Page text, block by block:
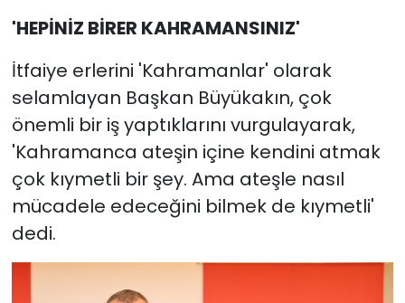
'HEPİNİZ BİRER KAHRAMANSINIZ'
İtfaiye erlerini 'Kahramanlar' olarak
selamlayan Başkan Büyükakın, çok
önemli bir iş yaptıklarını vurgulayarak,
'Kahramanca ateşin içine kendini atmak
çok kıymetli bir şey. Ama ateşle nasıl
mücadele edeceğini bilmek de kıymetli'
dedi.